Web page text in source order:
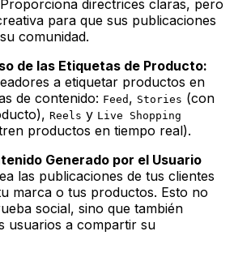
directrices claras, pero
para que sus publicaciones
comunidad.
de las Etiquetas de Producto:
a etiquetar productos en
de contenido: Feed , Stories (con
Reels y Live Shopping
productos en tiempo real).
Generado por el Usuario
las publicaciones de tus clientes
marca o tus productos. Esto no
social, sino que también
usuarios a compartir su